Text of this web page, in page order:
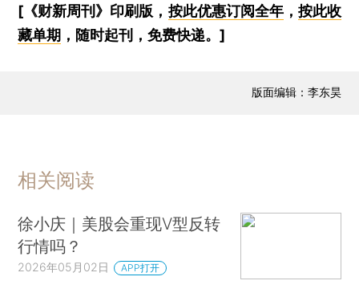
[《财新周刊》印刷版， 按此优惠订阅全年， 按此收
藏单期 ，随时起刊，免费快递。]
版面编辑：李东昊
相关阅读
徐小庆｜美股会重现V型反转
行情吗？
2026年05月02日 APP打开